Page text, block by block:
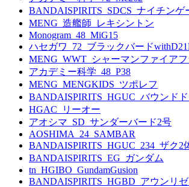
BANDAISPIRITS_SDCS_ナイチンゲ
MENG_造艦師_レキシントン
Monogram_48_MiG15
ハセガワ_72_ブラックバード
MENG_WWT_シャーマンファイアフ
アカデミー科学_48_P38
MENG_MENGKIDS_ツポレフ
BANDAISPIRITS_HGUC_バウンド
HGAC_リーオー
アオシマ_SD_サンダーバード2号
AOSHIMA_24_SAMBAR
BANDAISPIRITS_HGUC_234_ザク2
BANDAISPIRITS_EG_ガンダム
tn_HGIBO_GundamGusion
BANDAISPIRITS_HGBD_アウンリ